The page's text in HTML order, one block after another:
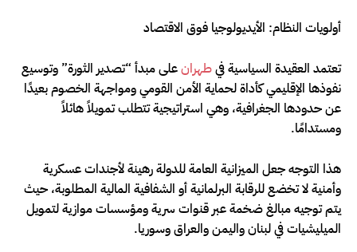
أولويات النظام: الأيديولوجيا فوق الاقتصاد
تعتمد العقيدة السياسية فيطهرانعلى مبدأ “تصدير الثورة” وتوسيع
نفوذها الإقليمي كأداة لحماية الأمن القومي ومواجهة الخصوم بعيدًا
عن حدودها الجغرافية، وهي استراتيجية تتطلب تمويلاً هائلاً
ومستدامًا.
هذا التوجه جعل الميزانية العامة للدولة رهينة لأجندات عسكرية
وأمنية لا تخضع للرقابة البرلمانية أو الشفافية المالية المطلوبة، حيث
يتم توجيه مبالغ ضخمة عبر قنوات سرية ومؤسسات موازية لتمويل
الميليشيات في لبنان واليمن والعراق وسوريا.